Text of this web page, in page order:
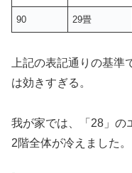
90 29畳
上記の表記通りの基
は効きすぎる。
我が家では、「28」の
2階全体が冷えました。